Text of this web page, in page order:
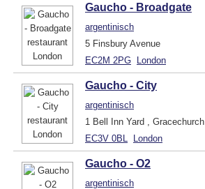
Gaucho - Broadgate
argentinisch
5 Finsbury Avenue
EC2M 2PG London
Gaucho - City
argentinisch
1 Bell Inn Yard , Gracechurch
EC3V 0BL
London
Gaucho - O2
argentinisch